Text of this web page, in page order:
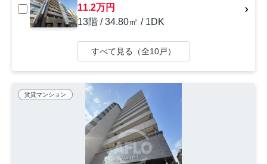
11.2万円
13階 / 34.80㎡ / 1DK
すべて見る（全10戸）
賃貸マンション